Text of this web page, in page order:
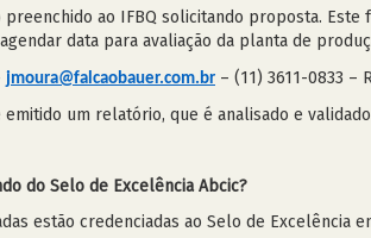
ao IFBQ solicitando proposta.
data para avaliação da planta de
jmoura@falcaobauer.com.br – (11) 3611-0833 –
um relatório, que é analisado e
do Selo de Excelência Abcic?
estão credenciadas ao Selo de Excelência